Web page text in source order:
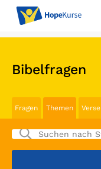
Bibelfragen
Fragen Themen Verse